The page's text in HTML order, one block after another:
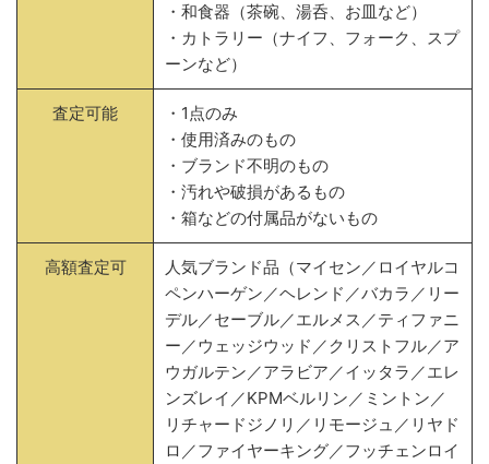
・和食器（茶碗、湯呑、お皿など）
・カトラリー（ナイフ、フォーク、スプ
ーンなど）
査定可能
・1点のみ
・使用済みのもの
・ブランド不明のもの
・汚れや破損があるもの
・箱などの付属品がないもの
高額査定可
人気ブランド品（マイセン／ロイヤルコ
ペンハーゲン／ヘレンド／バカラ／リー
デル／セーブル／エルメス／ティファニ
ー／ウェッジウッド／クリストフル／ア
ウガルテン／アラビア／イッタラ／エレ
ンズレイ／KPMベルリン／ミントン／
リチャードジノリ／リモージュ／リヤド
ロ／ファイヤーキング／フッチェンロイ